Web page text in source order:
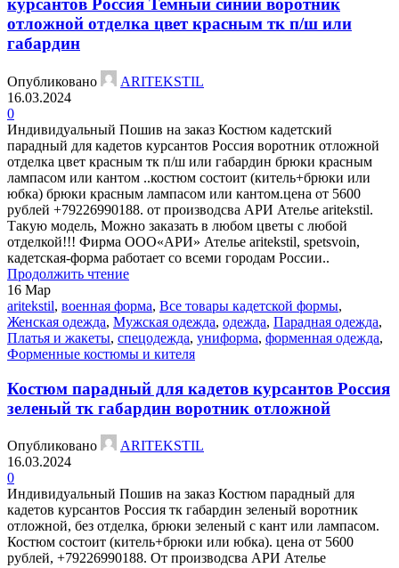
курсантов Россия Темный синий воротник
отложной отделка цвет красным тк п/ш или
габардин
Опубликовано
ARITEKSTIL
16.03.2024
0
Индивидуальный Пошив на заказ Костюм кадетский
парадный для кадетов курсантов Россия воротник отложной
отделка цвет красным тк п/ш или габардин брюки красным
лaмпасом или кантом ..костюм состоит (китель+брюки или
юбка) брюки красным лaмпасом или кантом.цена от 5600
рублей +79226990188. от производсва АРИ Ателье aritekstil.
Такую модель, Mожно заказать в любом цветы с любой
отделкой!!! Фирма ООО«АРИ» Ателье aritekstil, spetsvoin,
кадетская-форма работает со всеми городам России..
Продолжить чтение
16 Мар
aritekstil, военная форма, Все товары кадетской формы,
Женская одежда, Мужская одежда, одежда, Парадная одежда,
Платья и жакеты, спецодежда, униформа, форменная одежда,
Форменные костюмы и кителя
Костюм парадный для кадетов курсантов Россия
зеленый тк габардин воротник отложной
Опубликовано
ARITEKSTIL
16.03.2024
0
Индивидуальный Пошив на заказ Костюм парадный для
кадетов курсантов Россия тк габардин зеленый воротник
отложной, без отделка, брюки зеленый с кант или лампасом.
Костюм состоит (китель+брюки или юбка). цена от 5600
рублей, +79226990188. От производсва АРИ Ателье